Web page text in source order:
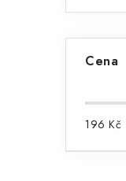
Cena
196 Kč